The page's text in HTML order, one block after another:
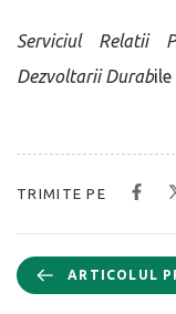
Serviciul Relatii
Dezvoltarii Durabile
TRIMITE PE
ARTICOLUL